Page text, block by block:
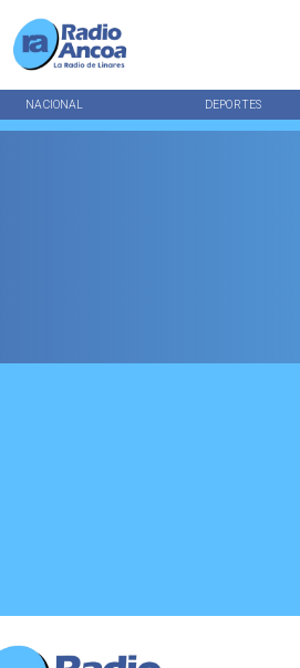
NACIONAL DEPORTES